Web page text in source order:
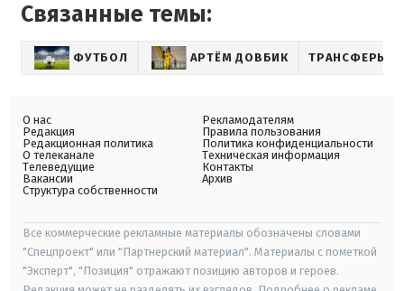
Связанные темы:
ФУТБОЛ АРТЁМ ДОВБИК ТРАНСФЕРЫ
О нас
Редакция
Редакционная политика
О телеканале
Телеведущие
Вакансии
Структура собственности
Рекламодателям
Правила пользования
Политика конфиденциальности
Техническая информация
Контакты
Архив
Все коммерческие рекламные материалы обозначены словами
"Спецпроект" или "Партнерский материал". Материалы с пометкой
"Эксперт", "Позиция" отражают позицию авторов и героев.